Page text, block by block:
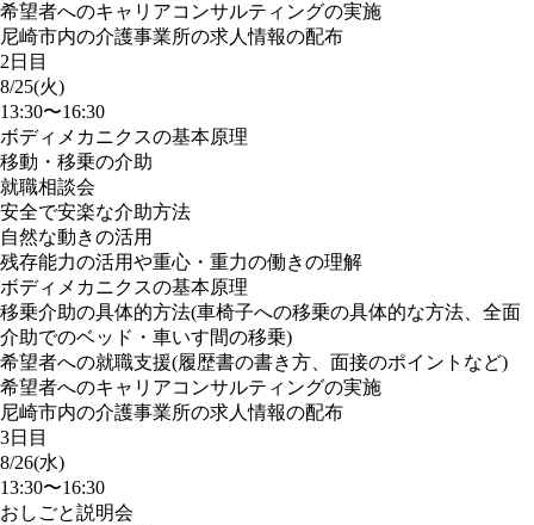
希望者へのキャリアコンサルティングの実施
尼崎市内の介護事業所の求人情報の配布
2日目
8/25(火)
13:30〜16:30
ボディメカニクスの基本原理
移動・移乗の介助
就職相談会
安全で安楽な介助方法
自然な動きの活用
残存能力の活用や重心・重力の働きの理解
ボディメカニクスの基本原理
移乗介助の具体的方法(車椅子への移乗の具体的な方法、全面
介助でのベッド・車いす間の移乗)
希望者への就職支援(履歴書の書き方、面接のポイントなど)
希望者へのキャリアコンサルティングの実施
尼崎市内の介護事業所の求人情報の配布
3日目
8/26(水)
13:30〜16:30
おしごと説明会